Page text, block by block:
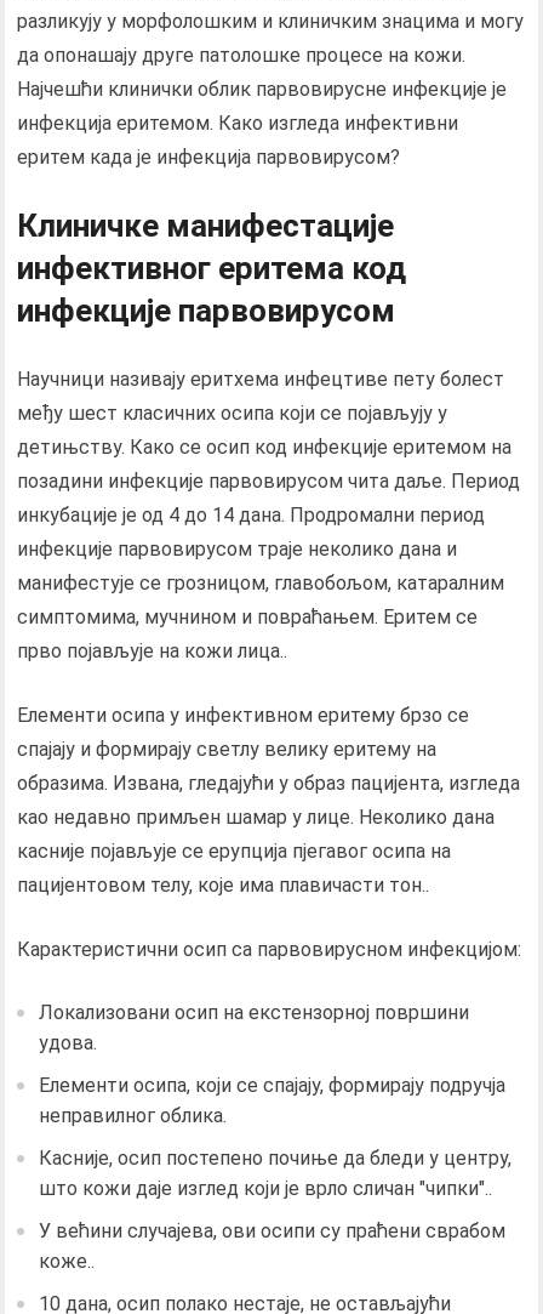
разликују у морфолошким и клиничким знацима и могу
да опонашају друге патолошке процесе на кожи.
Најчешћи клинички облик парвовирусне инфекције је
инфекција еритемом. Како изгледа инфективни
еритем када је инфекција парвовирусом?
Клиничке манифестације
инфективног еритема код
инфекције парвовирусом
Научници називају еритхема инфецтиве пету болест
међу шест класичних осипа који се појављују у
детињству. Како се осип код инфекције еритемом на
позадини инфекције парвовирусом чита даље. Период
инкубације је од 4 до 14 дана. Продромални период
инфекције парвовирусом траје неколико дана и
манифестује се грозницом, главобољом, катаралним
симптомима, мучнином и повраћањем. Еритем се
прво појављује на кожи лица..
Елементи осипа у инфективном еритему брзо се
спајају и формирају светлу велику еритему на
образима. Извана, гледајући у образ пацијента, изгледа
као недавно примљен шамар у лице. Неколико дана
касније појављује се ерупција пјегавог осипа на
пацијентовом телу, које има плавичасти тон..
Карактеристични осип са парвовирусном инфекцијом:
Локализовани осип на екстензорној површини
удова.
Елементи осипа, који се спајају, формирају подручја
неправилног облика.
Касније, осип постепено почиње да бледи у центру,
што кожи даје изглед који је врло сличан "чипки"..
У већини случајева, ови осипи су праћени сврабом
коже..
10 дана, осип полако нестаје, не остављајући